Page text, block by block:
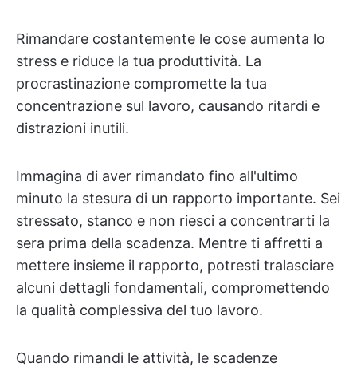
Rimandare costantemente le cose aumenta lo
stress e riduce la tua produttività. La
procrastinazione compromette la tua
concentrazione sul lavoro, causando ritardi e
distrazioni inutili.
Immagina di aver rimandato fino all'ultimo
minuto la stesura di un rapporto importante. Sei
stressato, stanco e non riesci a concentrarti la
sera prima della scadenza. Mentre ti affretti a
mettere insieme il rapporto, potresti tralasciare
alcuni dettagli fondamentali, compromettendo
la qualità complessiva del tuo lavoro.
Quando rimandi le attività, le scadenze